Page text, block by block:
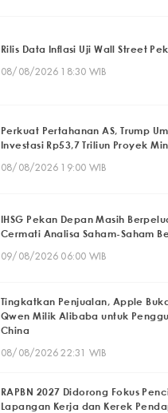
Rilis Data Inflasi Uji Wall Street
08/08/2026 18:30 WIB
Perkuat Pertahanan AS, Trump
Investasi Rp53,7 Triliun Proyek
08/08/2026 19:00 WIB
IHSG Pekan Depan Masih
Cermati Analisa Saham-Saham
09/08/2026 06:00 WIB
Tingkatkan Penjualan, Apple
Qwen Milik Alibaba untuk
China
08/08/2026 22:31 WIB
RAPBN 2027 Didorong Fokus
Lapangan Kerja dan Kerek